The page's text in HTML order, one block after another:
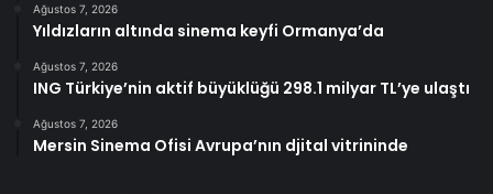
Ağustos 7, 2026
Yıldızların altında sinema keyfi Ormanya’da
Ağustos 7, 2026
ING Türkiye’nin aktif büyüklüğü 298.1 milyar TL’ye ulaştı
Ağustos 7, 2026
Mersin Sinema Ofisi Avrupa’nın djital vitrininde